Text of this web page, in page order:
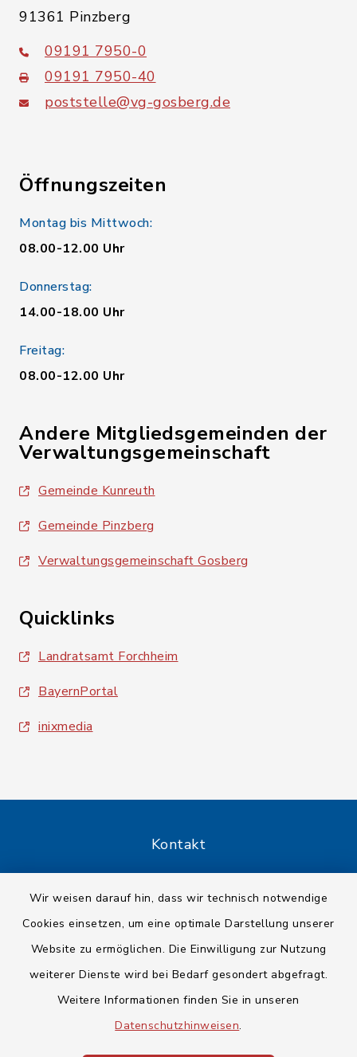
Wir weisen darauf hin, dass wir technisch notwendige
Cookies einsetzen, um eine optimale Darstellung unserer
Website zu ermöglichen. Die Einwilligung zur Nutzung
weiterer Dienste wird bei Bedarf gesondert abgefragt.
Weitere Informationen finden Sie in unseren
Datenschutzhinweisen.
91361 Pinzberg
09191 7950-0
09191 7950-40
poststelle@vg-gosberg.de
Öffnungszeiten
Montag bis Mittwoch:
08.00-12.00 Uhr
Donnerstag:
14.00-18.00 Uhr
Freitag:
08.00-12.00 Uhr
Andere Mitgliedsgemeinden der
Verwaltungsgemeinschaft
Gemeinde Kunreuth
Gemeinde Pinzberg
Verwaltungsgemeinschaft Gosberg
Quicklinks
Landratsamt Forchheim
BayernPortal
inixmedia
Kontakt
Datenschutz
Impressum
Sitemap
Cookie-Einstellungen